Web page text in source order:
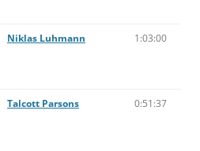
Niklas Luhmann 1:03:00
Talcott Parsons 0:51:37